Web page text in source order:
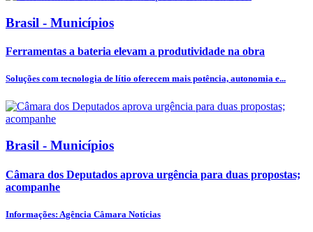
Brasil - Municípios
Ferramentas a bateria elevam a produtividade na obra
Soluções com tecnologia de lítio oferecem mais potência, autonomia e...
Brasil - Municípios
Câmara dos Deputados aprova urgência para duas propostas;
acompanhe
Informações: Agência Câmara Notícias